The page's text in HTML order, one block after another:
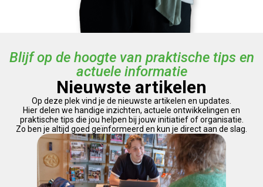
Blijf op de hoogte van praktische tips en
actuele informatie
Nieuwste artikelen
Op deze plek vind je de nieuwste artikelen en updates.
Hier delen we handige inzichten, actuele ontwikkelingen en
praktische tips die jou helpen bij jouw initiatief of organisatie.
Zo ben je altijd goed geïnformeerd en kun je direct aan de slag.